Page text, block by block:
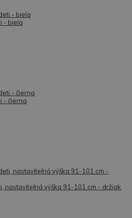
- biela
- čierna
nastaviteľná výška 91-101 cm - držiak